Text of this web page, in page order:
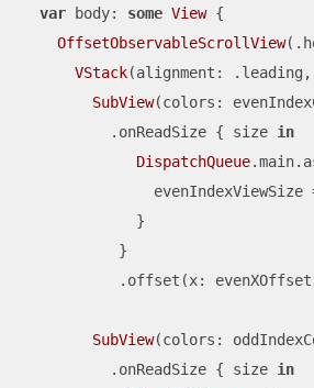
var body: some View {
OffsetObservableScrollView
VStack(alignment:
SubView(colors:
          .onReadSize { size
in
DispatchQueue
               evenIndexViewSize
             }
           }
.offset(x:
SubView(colors:
          .onReadSize { size
in